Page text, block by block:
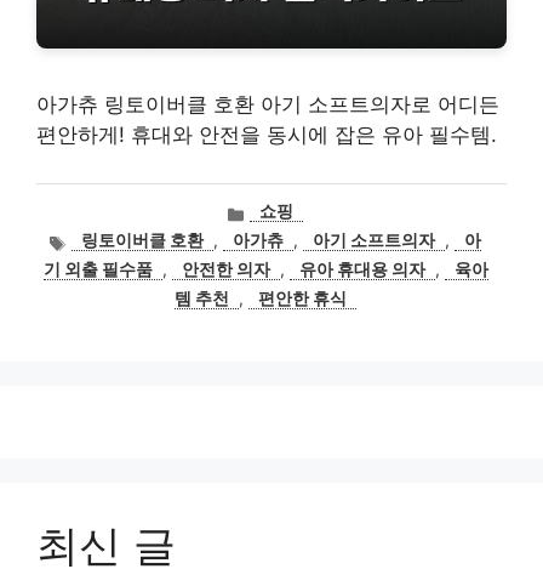
아가츄 링토이버클 호환 아기 소프트의자로 어디든
편안하게! 휴대와 안전을 동시에 잡은 유아 필수템.
카
테
고
리
쇼핑
태
그
링토이버클 호환 , 아가츄 , 아기 소프트의자 ,
아
기 외출 필수품 , 안전한 의자 , 유아 휴대용 의자 ,
육아
템 추천
, 편안한 휴식
최신 글